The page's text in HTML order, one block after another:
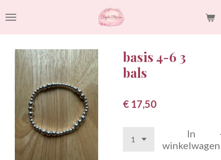
direct
naar
hoofdinhoud
basis 4-6 3
bals
€ 17,50
In
winkelwagen